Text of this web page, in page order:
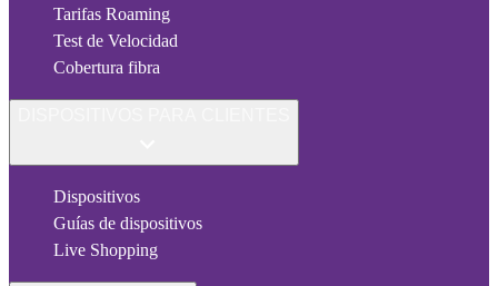
Tarifas Roaming
Test de Velocidad
Cobertura fibra
Dispositivos
Guías de dispositivos
Live Shopping